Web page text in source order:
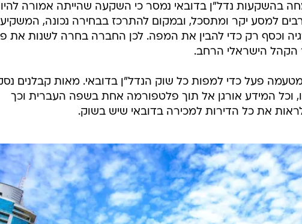
בהשקעות נדל"ן בדובאי נמסר כי השקעה שהייתה אמורה
למסע יקר ומתסכל, ובמקום להתרכז בבחירה נכונה,
וכסף רק כדי להבין את המפה. לכן החברה בחרה לשנות את
הקהל הישראלי הרחב.
פעל כדי למפות כל שוק הנדל"ן בדובאי. מאות קבלנים
נותחו, וכל המידע אורגן אל תוך פלטפורמה אחת בשפה העברית וכך
את כל הדירות למכירה בדובאי שיש בשוק.